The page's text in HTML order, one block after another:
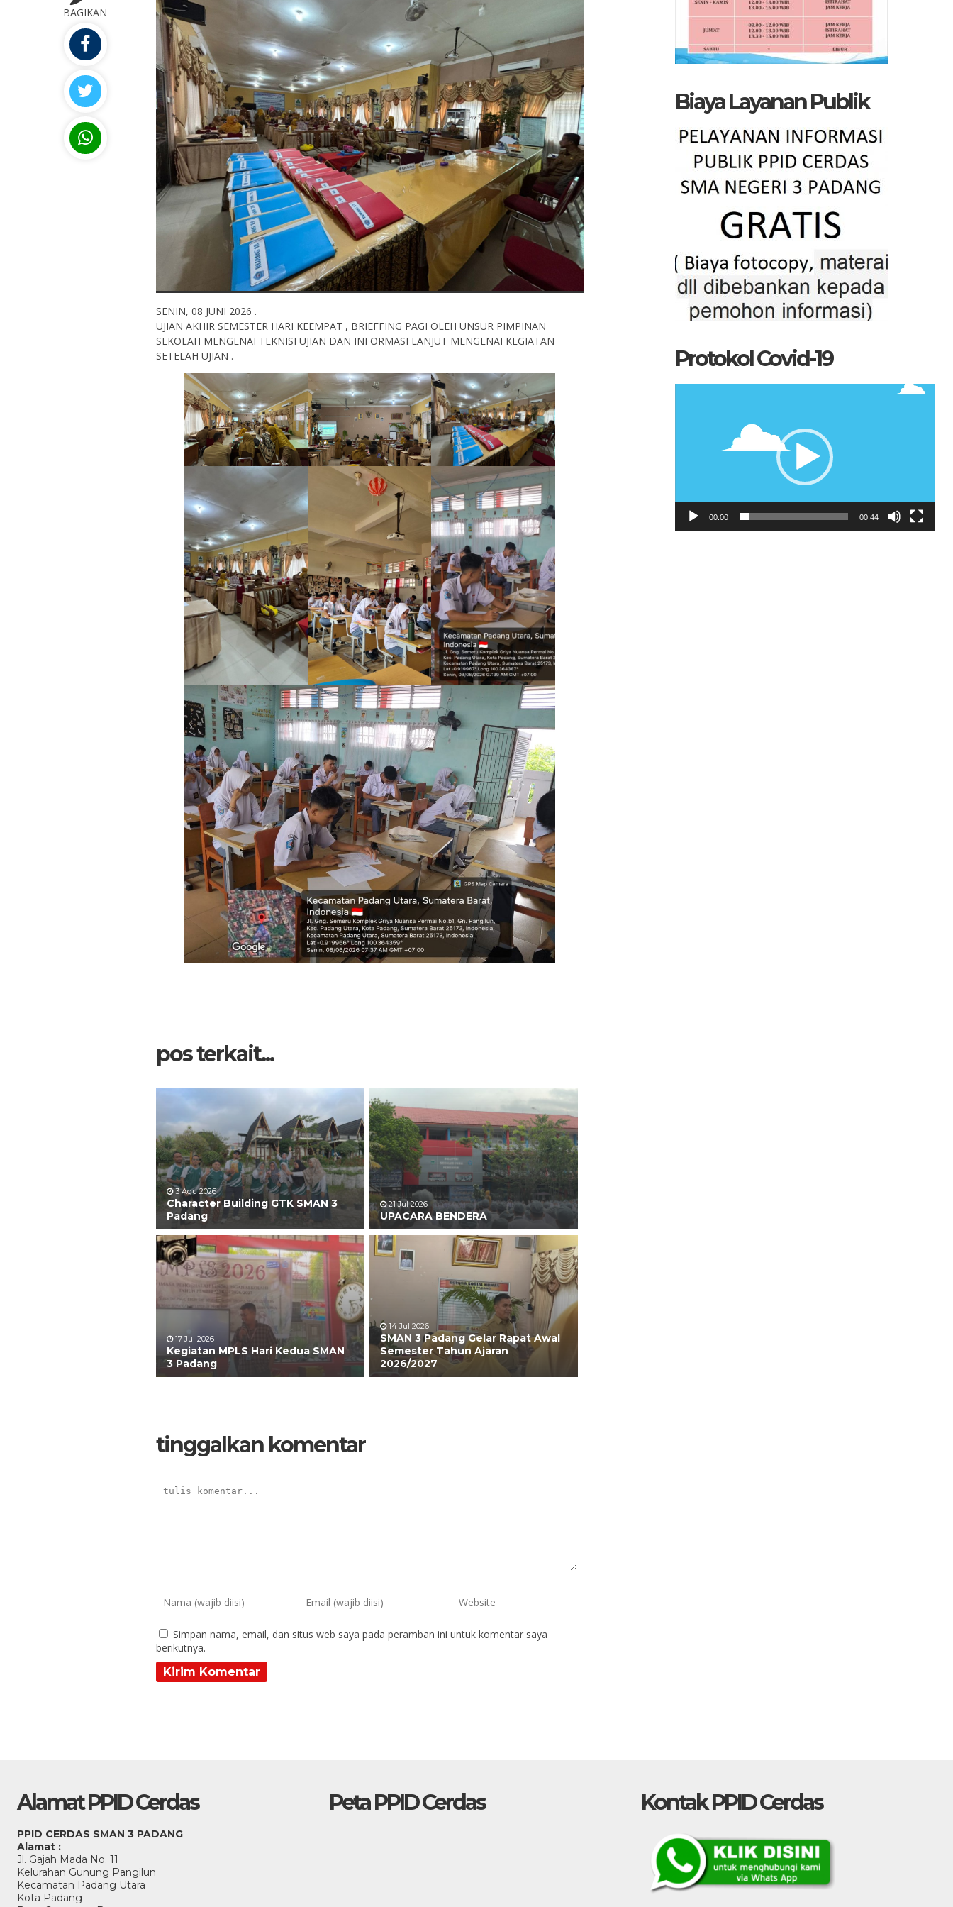
BAGIKAN
SENIN, 08 JUNI 2026 .
UJIAN AKHIR SEMESTER HARI KEEMPAT , BRIEFFING PAGI OLEH UNSUR PIMPINAN
SEKOLAH MENGENAI TEKNISI UJIAN DAN INFORMASI LANJUT MENGENAI KEGIATAN
SETELAH UJIAN .
pos terkait...
3 Agu 2026
Character Building GTK SMAN 3
Padang
21 Jul 2026
UPACARA BENDERA
17 Jul 2026
Kegiatan MPLS Hari Kedua SMAN
3 Padang
14 Jul 2026
SMAN 3 Padang Gelar Rapat Awal
Semester Tahun Ajaran
2026/2027
tinggalkan komentar
Simpan nama, email, dan situs web saya pada peramban ini untuk komentar saya
berikutnya.
Biaya Layanan Publik
Protokol Covid-19
00:00 00:44
Alamat PPID Cerdas
PPID CERDAS SMAN 3 PADANG
Alamat :
Jl. Gajah Mada No. 11
Kelurahan Gunung Pangilun
Kecamatan Padang Utara
Kota Padang
Peta PPID Cerdas Kontak PPID Cerdas